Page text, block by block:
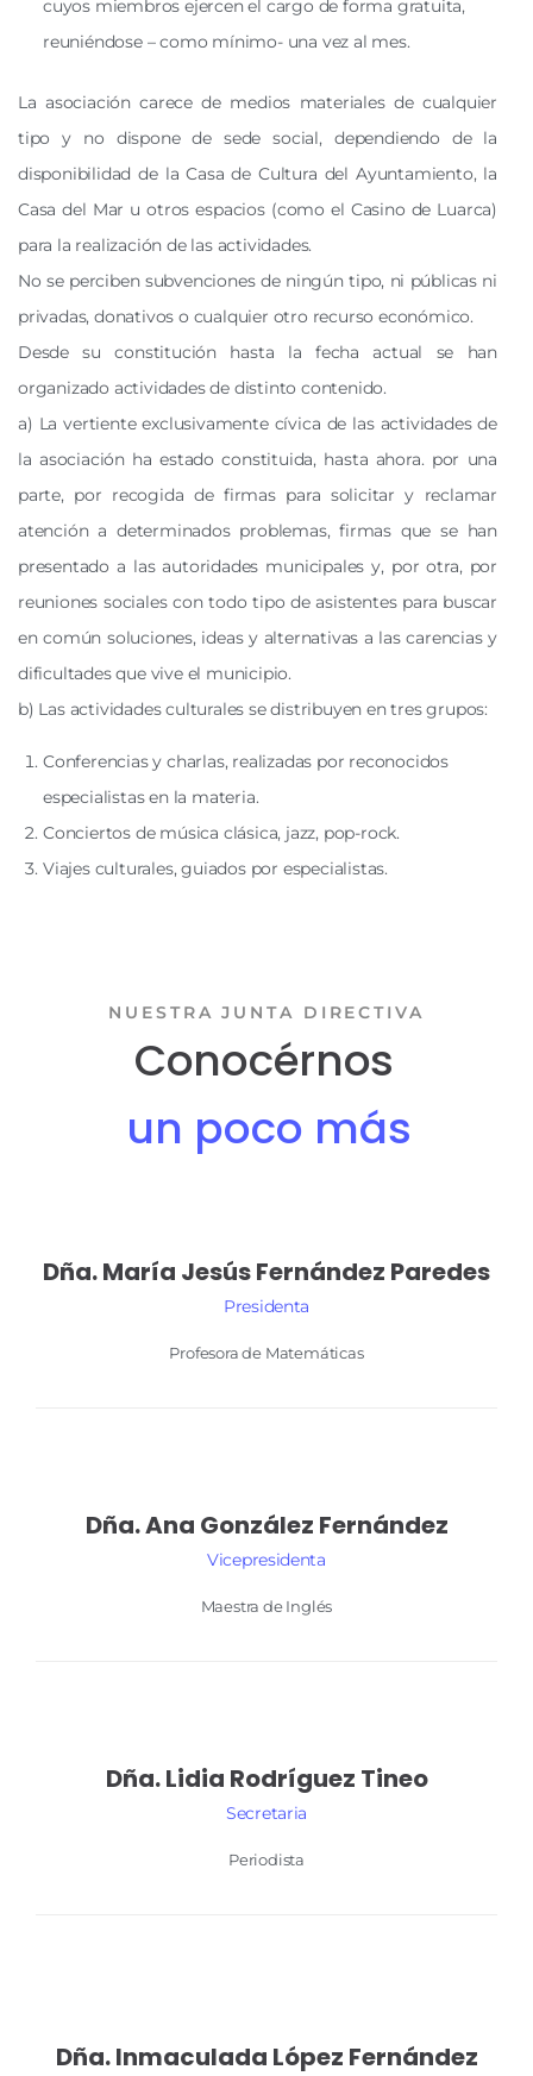
cuyos miembros ejercen el cargo de forma gratuita,
reuniéndose – como mínimo- una vez al mes.
La asociación carece de medios materiales de cualquier
tipo y no dispone de sede social, dependiendo de la
disponibilidad de la Casa de Cultura del Ayuntamiento, la
Casa del Mar u otros espacios (como el Casino de Luarca)
para la realización de las actividades.
No se perciben subvenciones de ningún tipo, ni públicas ni
privadas, donativos o cualquier otro recurso económico.
Desde su constitución hasta la fecha actual se han
organizado actividades de distinto contenido.
a) La vertiente exclusivamente cívica de las actividades de
la asociación ha estado constituida, hasta ahora. por una
parte, por recogida de firmas para solicitar y reclamar
atención a determinados problemas, firmas que se han
presentado a las autoridades municipales y, por otra, por
reuniones sociales con todo tipo de asistentes para buscar
en común soluciones, ideas y alternativas a las carencias y
dificultades que vive el municipio.
b) Las actividades culturales se distribuyen en tres grupos:
Conferencias y charlas, realizadas por reconocidos
especialistas en la materia.
Conciertos de música clásica, jazz, pop-rock.
Viajes culturales, guiados por especialistas.
NUESTRA JUNTA DIRECTIVA
Conocérnos
un poco más
Dña. María JesúsFernández Paredes
Presidenta
Profesora de Matemáticas
Dña. Ana González Fernández
Vicepresidenta
Maestra de Inglés
Dña. Lidia Rodríguez Tineo
Secretaria
Periodista
Dña. Inmaculada López Fernández